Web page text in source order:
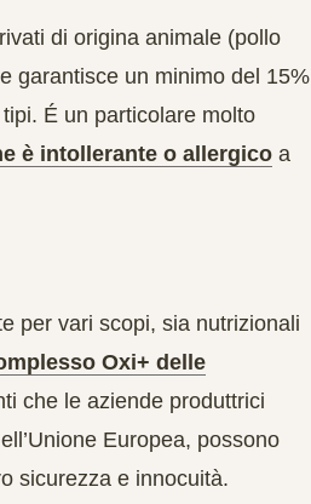
di origina animale (pollo
garantisce un minimo del 15%
É un particolare molto
è intollerante o allergico a
per vari scopi, sia nutrizionali
Oxi+ delle
che le aziende produttrici
Europea, possono
sicurezza e innocuità.